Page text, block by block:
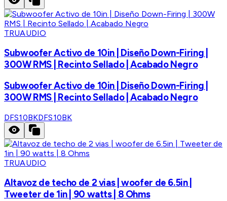
TRUAUDIO
Subwoofer Activo de 10in | Diseño Down-Firing |
300W RMS | Recinto Sellado | Acabado Negro
Subwoofer Activo de 10in | Diseño Down-Firing |
300W RMS | Recinto Sellado | Acabado Negro
DFS10BKDFS10BK
TRUAUDIO
Altavoz de techo de 2 vias | woofer de 6.5in |
Tweeter de 1in | 90 watts | 8 Ohms